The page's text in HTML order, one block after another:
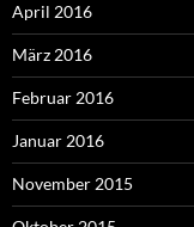
April 2016
März 2016
Februar 2016
Januar 2016
November 2015